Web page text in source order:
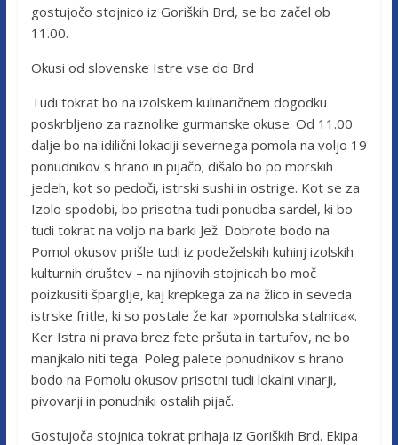
gostujočo stojnico iz Goriških Brd, se bo začel ob
11.00.
Okusi od slovenske Istre vse do Brd
Tudi tokrat bo na izolskem kulinaričnem dogodku
poskrbljeno za raznolike gurmanske okuse. Od 11.00
dalje bo na idilični lokaciji severnega pomola na voljo 19
ponudnikov s hrano in pijačo; dišalo bo po morskih
jedeh, kot so pedoči, istrski sushi in ostrige. Kot se za
Izolo spodobi, bo prisotna tudi ponudba sardel, ki bo
tudi tokrat na voljo na barki Jež. Dobrote bodo na
Pomol okusov prišle tudi iz podeželskih kuhinj izolskih
kulturnih društev – na njihovih stojnicah bo moč
poizkusiti šparglje, kaj krepkega za na žlico in seveda
istrske fritle, ki so postale že kar »pomolska stalnica«.
Ker Istra ni prava brez fete pršuta in tartufov, ne bo
manjkalo niti tega. Poleg palete ponudnikov s hrano
bodo na Pomolu okusov prisotni tudi lokalni vinarji,
pivovarji in ponudniki ostalih pijač.
Gostujoča stojnica tokrat prihaja iz Goriških Brd. Ekipa